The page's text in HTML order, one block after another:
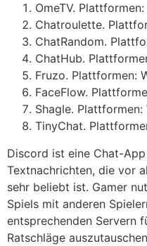
OmeTV.
Chatroulette.
ChatRandom.
ChatHub.
Fruzo. Plattformen:
FaceFlow.
Shagle. Plattformen:
TinyChat.
Discord ist eine Chat-
Textnachrichten, die vor
sehr beliebt ist. Gamer
Spiels mit anderen
entsprechenden Servern
Ratschläge